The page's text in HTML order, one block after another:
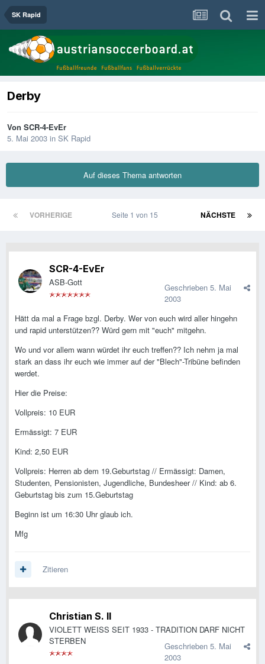
SK Rapid
Derby
Von SCR-4-EvEr
5. Mai 2003 in SK Rapid
Auf dieses Thema antworten
VORHERIGE NÄCHSTE
Seite 1 von 15
SCR-4-EvEr
ASB-Gott Geschrieben 5. Mai
2003
Hätt da mal a Frage bzgl. Derby. Wer von euch wird aller hingehn
und rapid unterstützen?? Würd gern mit "euch" mitgehn.
Wo und vor allem wann würdet ihr euch treffen?? Ich nehm ja mal
stark an dass ihr euch wie immer auf der "Blech"-Tribüne befinden
werdet.
Hier die Preise:
Vollpreis: 10 EUR
Ermässigt: 7 EUR
Kind: 2,50 EUR
Vollpreis: Herren ab dem 19.Geburtstag // Ermässigt: Damen,
Studenten, Pensionisten, Jugendliche, Bundesheer // Kind: ab 6.
Geburtstag bis zum 15.Geburtstag
Beginn ist um 16:30 Uhr glaub ich.
Mfg
Zitieren
Christian S. II
VIOLETT WEISS SEIT 1933 - TRADITION DARF NICHT
STERBEN
Geschrieben 5. Mai
2003